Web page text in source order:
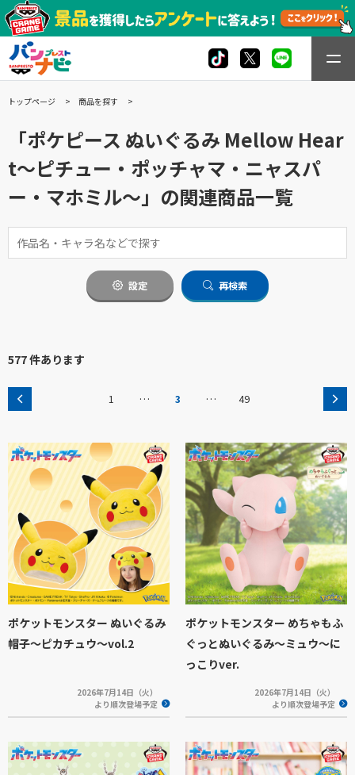
トップページ 商品を探す
「ポケピース ぬいぐるみ Mellow Hear
t～ピチュー・ポッチャマ・ニャスパ
ー・マホミル～」の関連商品一覧
設定 再検索
577 件あります
1 … 3 … 49
ポケットモンスター ぬいぐるみ
帽子～ピカチュウ～vol.2
2026年7月14日（火）
より順次登場予定
ポケットモンスター めちゃもふ
ぐっとぬいぐるみ～ミュウ～に
っこりver.
2026年7月14日（火）
より順次登場予定